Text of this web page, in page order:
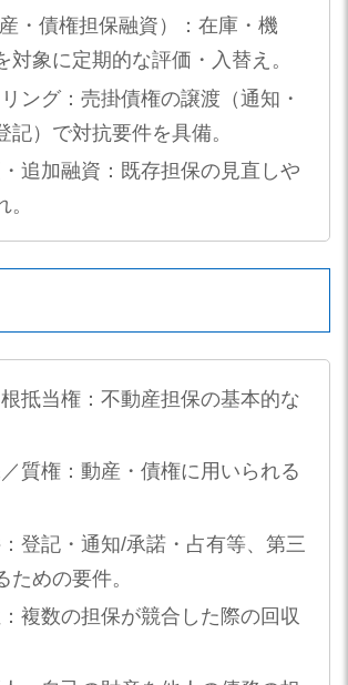
・債権担保融資）：在庫・機
対象に定期的な評価・入替え。
ング：売掛債権の譲渡（通知・
記）で対抗要件を具備。
追加融資：既存担保の見直しや
抵当権：不動産担保の基本的な
質権：動産・債権に用いられる
登記・通知/承諾・占有等、第三
ための要件。
複数の担保が競合した際の回収